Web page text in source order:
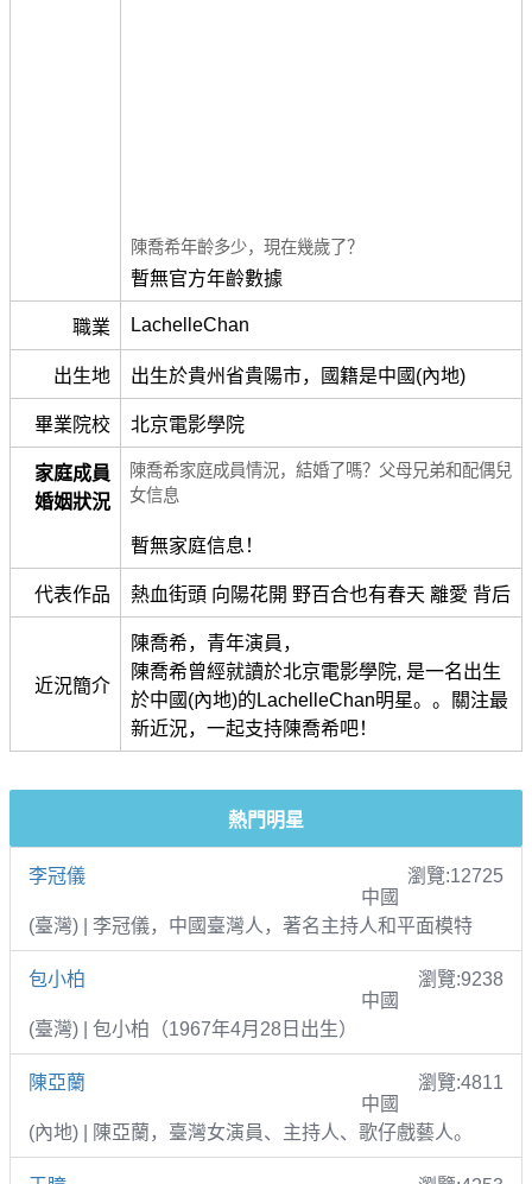
陳喬希年齡多少，現在幾歲了？
暫無官方年齡數據
職業 LachelleChan
出生地 出生於貴州省貴陽市，國籍是中國(內地)
畢業院校 北京電影學院
家庭成員
婚姻狀況
陳喬希家庭成員情況，結婚了嗎？父母兄弟和配偶兒
女信息
暫無家庭信息！
代表作品 熱血街頭 向陽花開 野百合也有春天 離愛 背后
近況簡介
陳喬希，青年演員，
陳喬希曾經就讀於北京電影學院, 是一名出生
於中國(內地)的LachelleChan明星。。關注最
新近況，一起支持陳喬希吧！
熱門明星
李冠儀
瀏覽:12725
中國
(臺灣) | 李冠儀，中國臺灣人，著名主持人和平面模特
包小柏
瀏覽:9238
中國
(臺灣) | 包小柏（1967年4月28日出生）
陳亞蘭
瀏覽:4811
中國
(內地) | 陳亞蘭，臺灣女演員、主持人、歌仔戲藝人。